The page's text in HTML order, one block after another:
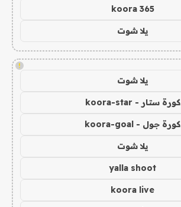
koora 365
يلا شوت
!
يلا شوت
كورة ستار - koora-star
كورة جول - koora-goal
يلا شوت
yalla shoot
koora live